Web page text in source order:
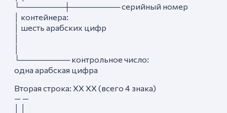
└────────┼───────── серийный номер
│ контейнера:
│ шесть арабских цифр
└───────── контрольное число:
одна арабская цифра
Вторая строка: XX XX (всего 4 знака)
— —